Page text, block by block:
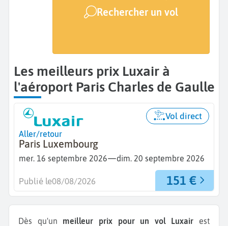
Rechercher un vol
Les meilleurs prix Luxair à
l'aéroport Paris Charles de Gaulle
Aller/retour
Paris Luxembourg
mer. 16 septembre 2026—dim. 20 septembre 2026
Vol direct
151 €
Publié le08/08/2026
Dès qu'un meilleur prix pour un vol Luxair est